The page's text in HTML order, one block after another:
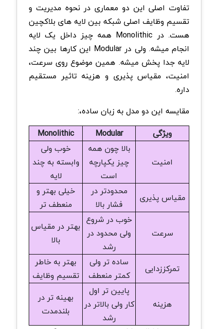
تفاوت اصلی این دو معماری در نحوه مدیریت و
تقسیم وظایف اصلی شبکه بین لایه های بلاکچین
هست. در Monolithic همه چیز داخل یک لایه
انجام میشه. ولی در Modular این کارها بین چند
لایه جدا پخش میشه. همین موضوع روی سرعت،
امنیت، مقیاس پذیری و هزینه تاثیر مستقیم
داره.
مقایسه این دو مدل به زبان ساده،:
ویژگی
Modular
Monolithic
امنیت
بالا چون همه
چیز یکپارچه
است
خوب ولی
وابسته به چند
لایه
مقیاس پذیری
محدودتر در
فشار بالا
خیلی بهتر و
منعطف تر
سرعت
خوب در شروع
ولی محدود در
رشد
بهتر در مقیاس
بالا
تمرکززدایی
ساده تر ولی
کمتر منعطف
بهتر به خاطر
تقسیم وظایف
هزینه
پایین تر اول
کار ولی بالاتر در
رشد
بهینه تر در
بلندمدت